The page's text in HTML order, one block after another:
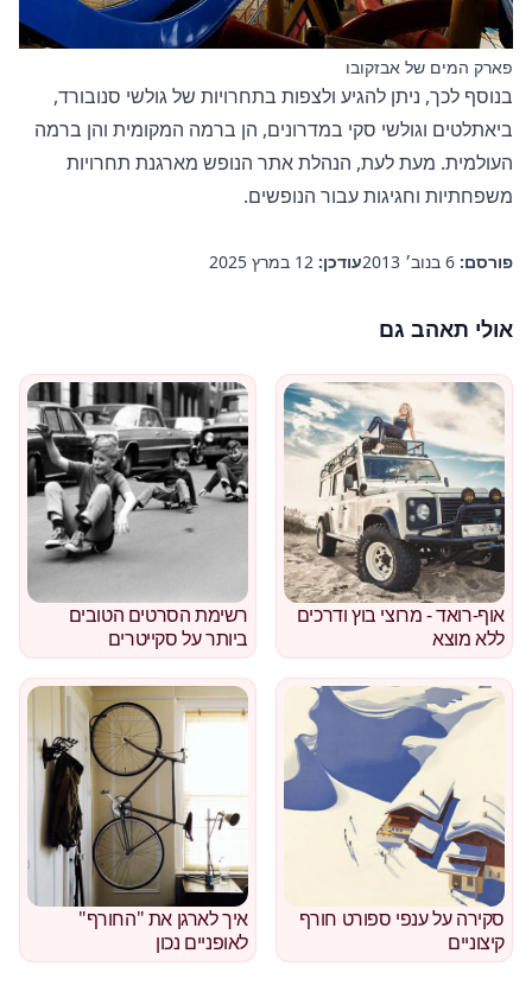
פארק המים של אבזקובו
בנוסף לכך, ניתן להגיע ולצפות בתחרויות של גולשי סנובורד,
ביאתלטים וגולשי סקי במדרונים, הן ברמה המקומית והן ברמה
העולמית. מעת לעת, הנהלת אתר הנופש מארגנת תחרויות
משפחתיות וחגיגות עבור הנופשים.
פורסם: 6 בנוב׳ 2013 עודכן: 12 במרץ 2025
אולי תאהב גם
אוף-רואד - מרוצי בוץ ודרכים
ללא מוצא
רשימת הסרטים הטובים
ביותר על סקייטרים
סקירה על ענפי ספורט חורף
קיצוניים
איך לארגן את "החורף"
לאופניים נכון